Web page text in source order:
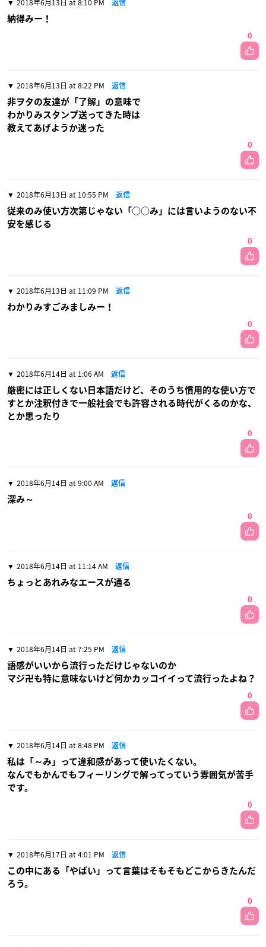
2018年6月13日 at 8:10 PM 返信
納得みー！
0
2018年6月13日 at 8:22 PM 返信
非ヲタの友達が「了解」の意味で
わかりみスタンプ送ってきた時は
教えてあげようか迷った
0
2018年6月13日 at 10:55 PM 返信
従来のみ使い方次第じゃない「○○み」には言いようのない不
安を感じる
0
2018年6月13日 at 11:09 PM 返信
わかりみすごみましみー！
0
2018年6月14日 at 1:06 AM 返信
厳密には正しくない日本語だけど、そのうち慣用的な使い方で
すとか注釈付きで一般社会でも許容される時代がくるのかな、
とか思ったり
0
2018年6月14日 at 9:00 AM 返信
深み～
0
2018年6月14日 at 11:14 AM 返信
ちょっとあれみなエースが通る
0
2018年6月14日 at 7:25 PM 返信
語感がいいから流行っただけじゃないのか
マジ卍も特に意味ないけど何かカッコイイって流行ったよね？
0
2018年6月14日 at 8:48 PM 返信
私は「～み」って違和感があって使いたくない。
なんでもかんでもフィーリングで解ってっていう雰囲気が苦手
です。
0
2018年6月17日 at 4:01 PM 返信
この中にある「やばい」って言葉はそもそもどこからきたんだ
ろう。
0